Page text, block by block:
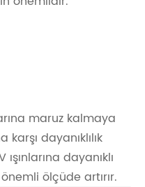
maruz kalmaya
dayanıklılık
dayanıklı
ölçüde artırır.